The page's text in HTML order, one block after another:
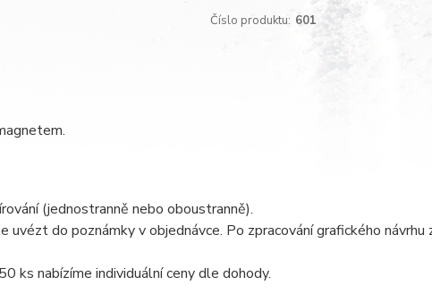
Číslo produktu: 601
(jednostranně nebo oboustranně).
do poznámky v objednávce. Po zpracování grafického návrhu
ks nabízíme individuální ceny dle dohody.